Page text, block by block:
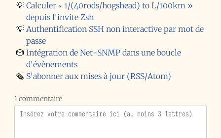
💡 Calculer « 1/(40rods/hogshead) to L/100km »
depuis l'invite Zsh
💡 Authentification SSH non interactive par mot de
passe
🎲 Intégration de Net-⁠SNMP dans une boucle
d'évènements
🗞️ S’abonner aux mises à jour (RSS/Atom)
1 commentaire